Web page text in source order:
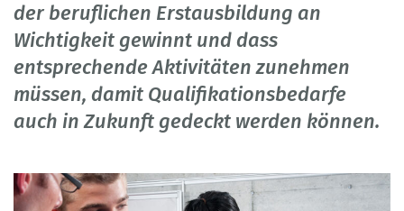
der beruflichen Erstausbildung an
Wichtigkeit gewinnt und dass
entsprechende Aktivitäten zunehmen
müssen, damit Qualifikationsbedarfe
auch in Zukunft gedeckt werden können.